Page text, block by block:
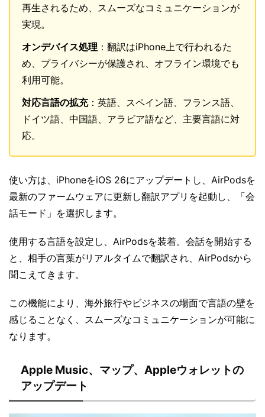
再生されるため、スムーズなコミュニケーションが
実現。
オンデバイス処理 ：翻訳はiPhone上で行われるた
め、プライバシーが保護され、オフライン環境でも
利用可能。
対応言語の拡充：英語、スペイン語、フランス語、
ドイツ語、中国語、アラビア語など、主要言語に対
応。
使い方は、iPhoneをiOS 26にアップデートし、AirPodsを
最新のファームウェアに更新し翻訳アプリを起動し、「会
話モード」を選択します。
使用する言語を設定し、AirPodsを装着。会話を開始する
と、相手の言葉がリアルタイムで翻訳され、AirPodsから
聞こえてきます。
この機能により、海外旅行やビジネスの場面で言語の壁を
感じることなく、スムーズなコミュニケーションが可能に
なります。
Apple Music、マップ、Appleウォレットの
アップデート